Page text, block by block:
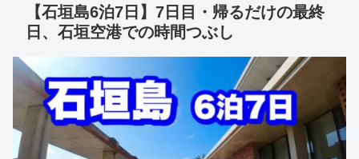
【石垣島6泊7日】7日目・帰るだけの最終
日、石垣空港での時間つぶし